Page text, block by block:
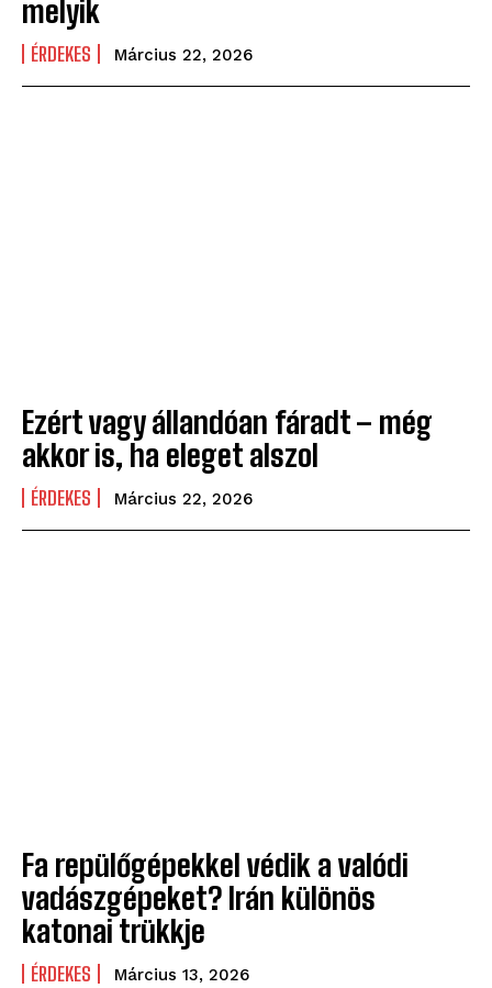
melyik
ÉRDEKES Március 22, 2026
Ezért vagy állandóan fáradt – még
akkor is, ha eleget alszol
ÉRDEKES Március 22, 2026
Fa repülőgépekkel védik a valódi
vadászgépeket? Irán különös
katonai trükkje
ÉRDEKES Március 13, 2026